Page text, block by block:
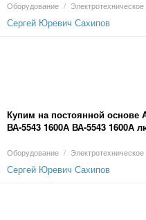
Оборудование / Электротехническое
Сергей Юревич Сахипов
Купим на постоянной основе
ВА-5543 1600А ВА-5543 1600А
Оборудование / Электротехническое
Сергей Юревич Сахипов